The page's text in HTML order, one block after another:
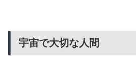
宇宙で大切な人間